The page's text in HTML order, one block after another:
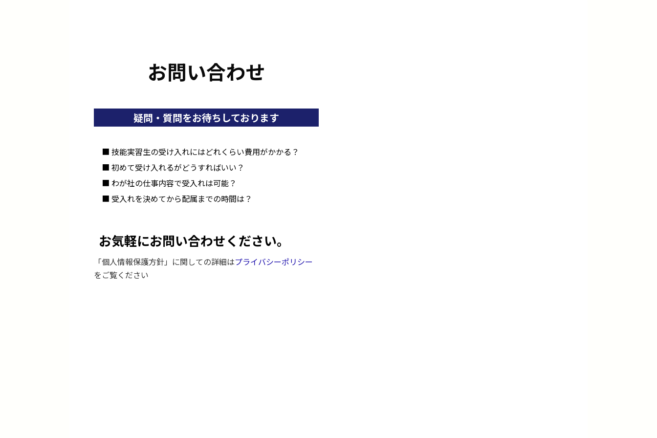
お問い合わせ
疑問・質問をお待ちしております
■ 技能実習生の受け入れにはどれくらい費用がかかる？
■ 初めて受け入れるがどうすればいい？
■ わが社の仕事内容で受入れは可能？
■ 受入れを決めてから配属までの時間は？
お気軽にお問い合わせください。
「個人情報保護方針」に関しての詳細はプライバシーポリシー
をご覧ください